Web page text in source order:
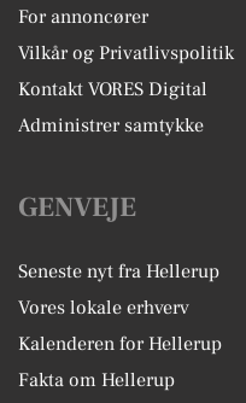
For annoncører
Vilkår og Privatlivspolitik
Kontakt VORES Digital
Administrer samtykke
GENVEJE
Seneste nyt fra Hellerup
Vores lokale erhverv
Kalenderen for Hellerup
Fakta om Hellerup